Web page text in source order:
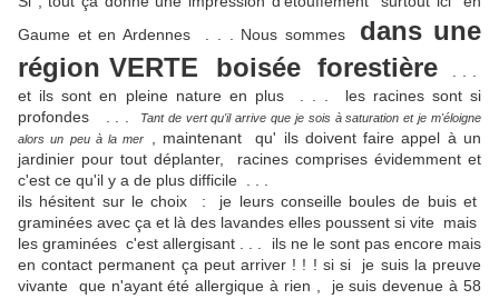
Gaume et en Ardennes . . . Nous sommes dans une
région VERTE boisée forestière
et ils sont en pleine nature en plus . . . les racines sont si
profondes . . .
Tant de vert qu'il arrive que je sois à saturation et je m'éloigne
alors un peu à la mer
, maintenant qu' ils doivent faire appel à un
jardinier pour tout déplanter, racines comprises évidemment et
c'est ce qu'il y a de plus difficile . . .
ils hésitent sur le choix : je leurs conseille boules de buis et
graminées avec ça et là des lavandes elles poussent si vite mais
les graminées c'est allergisant . . . ils ne le sont pas encore mais
en contact permanent ça peut arriver ! ! ! si si je suis la preuve
vivante que n'ayant été allergique à rien , je suis devenue à 58